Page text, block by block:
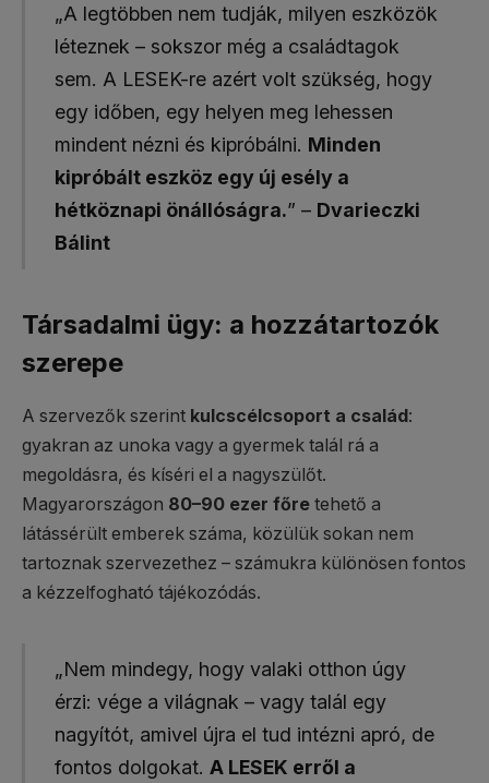
„A legtöbben nem tudják, milyen eszközök
léteznek – sokszor még a családtagok
sem. A LESEK-re azért volt szükség, hogy
egy időben, egy helyen meg lehessen
mindent nézni és kipróbálni. Minden
kipróbált eszköz egy új esély a
hétköznapi önállóságra.” – Dvarieczki
Bálint
Társadalmi ügy: a hozzátartozók
szerepe
A szervezők szerint kulcscélcsoport a család:
gyakran az unoka vagy a gyermek talál rá a
megoldásra, és kíséri el a nagyszülőt.
Magyarországon 80–90 ezer főre tehető a
látássérült emberek száma, közülük sokan nem
tartoznak szervezethez – számukra különösen fontos
a kézzelfogható tájékozódás.
„Nem mindegy, hogy valaki otthon úgy
érzi: vége a világnak – vagy talál egy
nagyítót, amivel újra el tud intézni apró, de
fontos dolgokat. A LESEK erről a